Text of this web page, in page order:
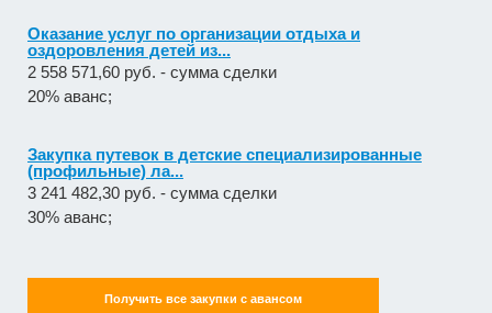
Оказание услуг по организации отдыха и
оздоровления детей из...
2 558 571,60 руб. - сумма сделки
20% аванс;
Закупка путевок в детские специализированные
(профильные) ла...
3 241 482,30 руб. - сумма сделки
30% аванс;
Получить все закупки с авансом